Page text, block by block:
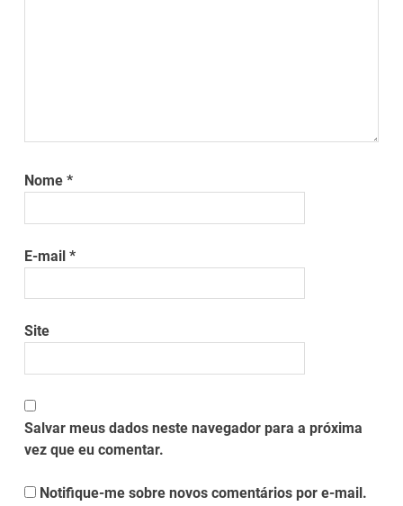
Nome*
E-mail*
Site
Salvar meus dados neste navegador para a próxima
vez que eu comentar.
Notifique-me sobre novos comentários por e-mail.